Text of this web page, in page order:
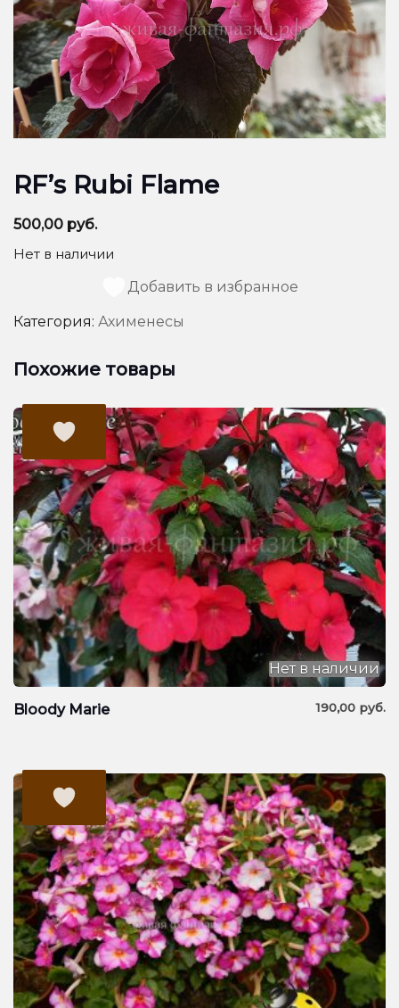
RF’s Rubi Flame
500,00 руб.
Нет в наличии
Добавить в избранное
Категория: Ахименесы
Похожие товары
Bloody Marie 190,00 руб.
Нет в наличии